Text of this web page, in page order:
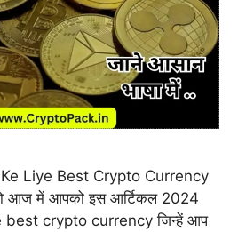
Liye Best Crypto Currency
तो आज में आपको इस आर्टिकल 2024
crypto currency जिन्हें आप